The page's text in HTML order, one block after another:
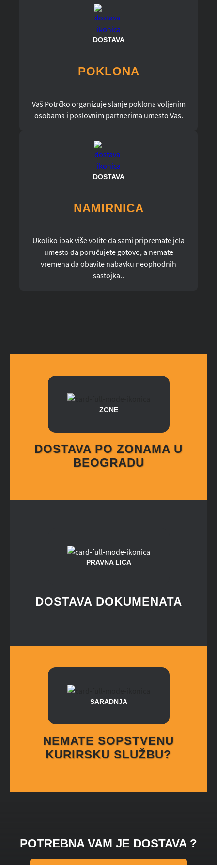
DOSTAVA
POKLONA
Vaš Potrčko organizuje slanje poklona voljenim
osobama i poslovnim partnerima umesto Vas.
DOSTAVA
NAMIRNICA
Ukoliko ipak više volite da sami pripremate jela
umesto da poručujete gotovo, a nemate
vremena da obavite nabavku neophodnih
sastojka..
ZONE
DOSTAVA PO ZONAMA U
BEOGRADU
PRAVNA LICA
DOSTAVA DOKUMENATA
SARADNJA
NEMATE SOPSTVENU
KURIRSKU SLUŽBU?
POTREBNA VAM JE DOSTAVA ?